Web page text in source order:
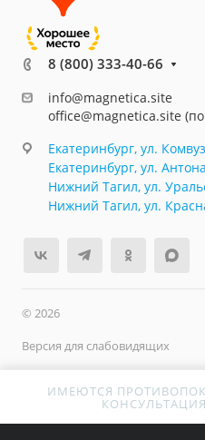
8 (800) 333-40-66
info@magnetica.site
office@magnetica.site
Екатеринбург, ул.
Екатеринбург, ул.
Нижний Тагил, ул.
Нижний Тагил, ул.
© 2026
Версия для слабовидящих
ИМЕЮТСЯ